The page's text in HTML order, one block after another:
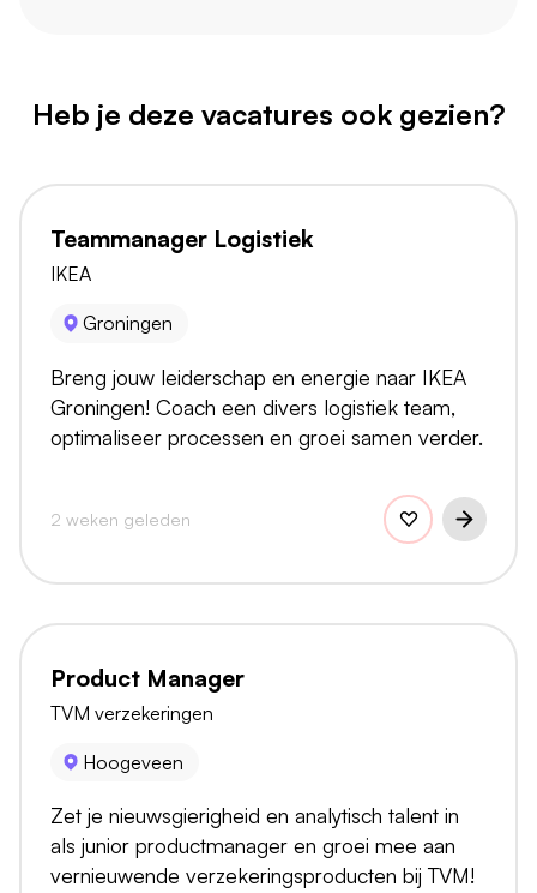
Heb je deze vacatures ook gezien?
Teammanager Logistiek
IKEA
Groningen
Breng jouw leiderschap en energie naar IKEA
Groningen! Coach een divers logistiek team,
optimaliseer processen en groei samen verder.
2 weken geleden
Product Manager
TVM verzekeringen
Hoogeveen
Zet je nieuwsgierigheid en analytisch talent in
als junior productmanager en groei mee aan
vernieuwende verzekeringsproducten bij TVM!